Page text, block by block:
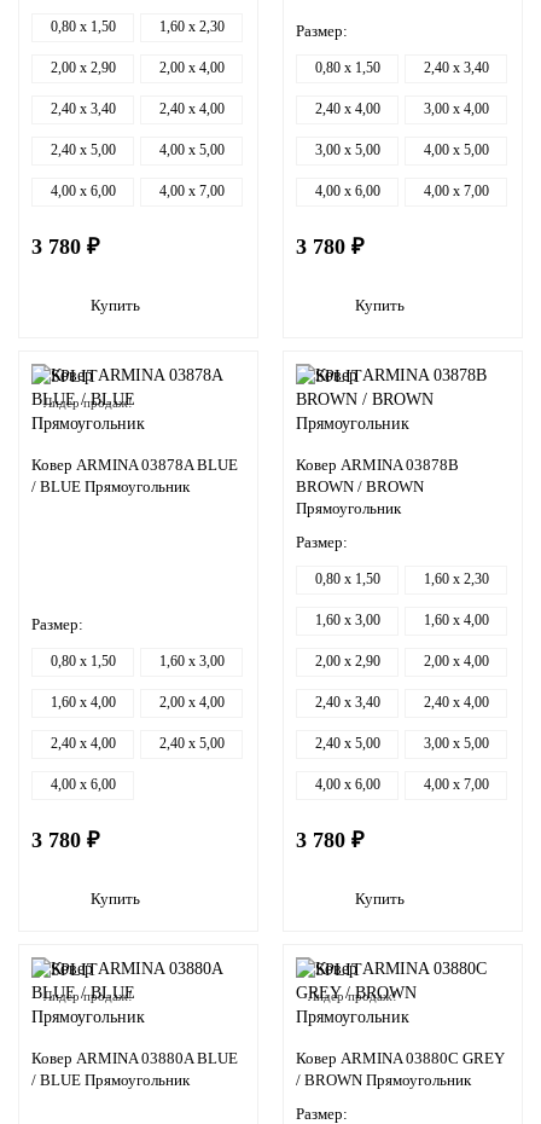
0,80 x 1,50 1,60 x 2,30
2,00 x 2,90 2,00 x 4,00
2,40 x 3,40 2,40 x 4,00
2,40 x 5,00 4,00 x 5,00
4,00 x 6,00 4,00 x 7,00
3 780 ₽
Купить
Размер:
0,80 x 1,50 2,40 x 3,40
2,40 x 4,00 3,00 x 4,00
3,00 x 5,00 4,00 x 5,00
4,00 x 6,00 4,00 x 7,00
3 780 ₽
Купить
Лидер продаж!
Ковер ARMINA 03878A BLUE
/ BLUE Прямоугольник
Размер:
0,80 x 1,50 1,60 x 3,00
1,60 x 4,00 2,00 x 4,00
2,40 x 4,00 2,40 x 5,00
4,00 x 6,00
3 780 ₽
Купить
Ковер ARMINA 03878B
BROWN / BROWN
Прямоугольник
Размер:
0,80 x 1,50 1,60 x 2,30
1,60 x 3,00 1,60 x 4,00
2,00 x 2,90 2,00 x 4,00
2,40 x 3,40 2,40 x 4,00
2,40 x 5,00 3,00 x 5,00
4,00 x 6,00 4,00 x 7,00
3 780 ₽
Купить
Лидер продаж!
Ковер ARMINA 03880A BLUE
/ BLUE Прямоугольник
Лидер продаж!
Ковер ARMINA 03880C GREY
/ BROWN Прямоугольник
Размер: